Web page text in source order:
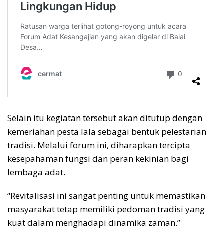
Selain itu kegiatan tersebut akan ditutup dengan
kemeriahan pesta lala sebagai bentuk pelestarian
tradisi. Melalui forum ini, diharapkan tercipta
kesepahaman fungsi dan peran kekinian bagi
lembaga adat.
“Revitalisasi ini sangat penting untuk memastikan
masyarakat tetap memiliki pedoman tradisi yang
kuat dalam menghadapi dinamika zaman.”